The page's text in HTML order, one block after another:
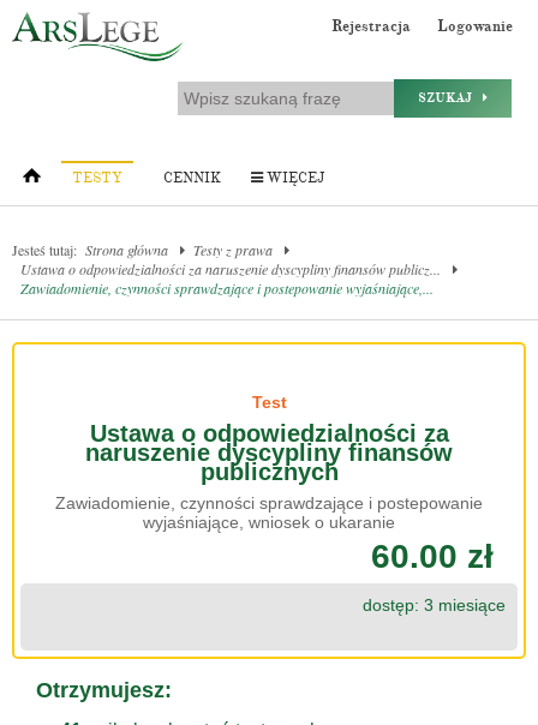
Rejestracja Logowanie
SZUKAJ
TESTY CENNIK WIĘCEJ
Jesteś tutaj: Strona główna
Testy z prawa
Ustawa o odpowiedzialności za naruszenie dyscypliny finansów publicz...
Zawiadomienie, czynności sprawdzające i postepowanie wyjaśniające,...
Test
Ustawa o odpowiedzialności za
naruszenie dyscypliny finansów
publicznych
Zawiadomienie, czynności sprawdzające i postepowanie
wyjaśniające, wniosek o ukaranie
60.00 zł
dostęp: 3 miesiące
Otrzymujesz: